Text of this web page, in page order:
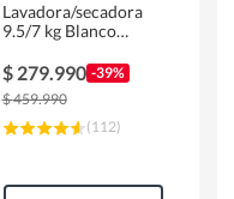
Lavadora/secadora
9.5/7 kg Blanco
$ 279.990 -39%
$459.990
(112)